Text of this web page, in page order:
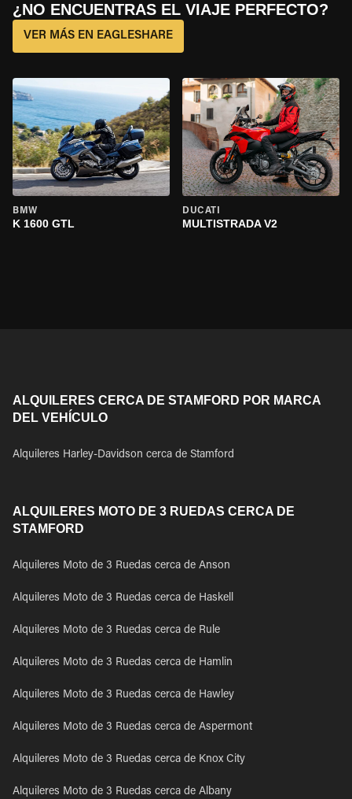
¿NO ENCUENTRAS EL VIAJE PERFECTO?
VER MÁS EN EAGLESHARE
BMW
K 1600 GTL
DUCATI
MULTISTRADA V2
ALQUILERES CERCA DE STAMFORD POR MARCA
DEL VEHÍCULO
Alquileres Harley-Davidson cerca de Stamford
ALQUILERES MOTO DE 3 RUEDAS CERCA DE
STAMFORD
Alquileres Moto de 3 Ruedas cerca de Anson
Alquileres Moto de 3 Ruedas cerca de Haskell
Alquileres Moto de 3 Ruedas cerca de Rule
Alquileres Moto de 3 Ruedas cerca de Hamlin
Alquileres Moto de 3 Ruedas cerca de Hawley
Alquileres Moto de 3 Ruedas cerca de Aspermont
Alquileres Moto de 3 Ruedas cerca de Knox City
Alquileres Moto de 3 Ruedas cerca de Albany